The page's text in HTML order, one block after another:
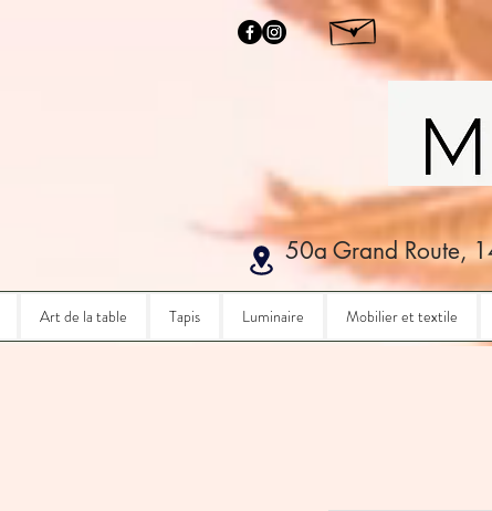
50a Grand Route,
Art de la table Tapis Luminaire Mobilier et textile